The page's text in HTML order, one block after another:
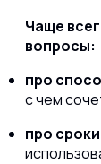
Чаще
вопросы:
про
с чем
про сроки